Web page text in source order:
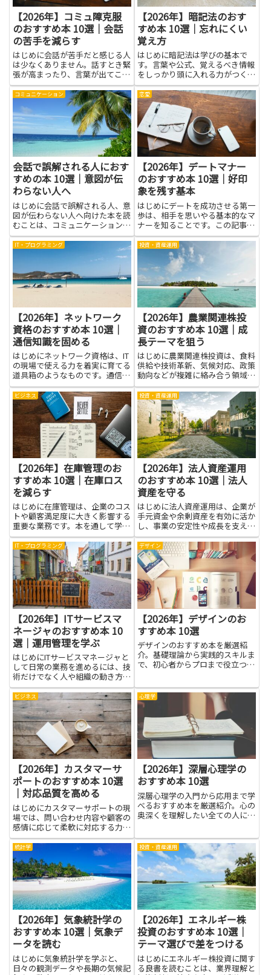
【2026年】コミュ障克服
のおすすめ本 10選｜会話
の苦手を減らす
はじめに会話が苦手だと感じる人
は少なくありません。話すとき緊
張が高まったり、言葉が出てこな
くなったりすることがあります。
そんな悩みをやわらかな方法で軽
くしていくのに、本は役立つ道具
になります。この記事では、コミ
ュ障克服をめざす人に向けて、
会...
【2026年】暗記法のおす
すめ本 10選｜忘れにくい
覚え方
はじめに暗記法は学びの基本で
す。言葉や公式、覚えるべき情報
をしっかり頭に入れる力がつく
と、テストやプレゼン、日常の学
習がぐっと楽になります。この記
事は、暗記法をテーマにした本を
選ぶときの手がかりになる話で
す。読み進めると、記憶の仕組み
をやさ...
コミュニケーション
会話で誤解される人におす
すめの本 10選｜意図が伝
わらない人へ
はじめに会話で誤解される人、意
図が伝わらない人へ向けた本を読
むことは、コミュニケーションの
質を高める実践的な一歩です。本
を通じて自分の話し方や言葉選
び、非言語表現の影響を客観的に
学べます。具体的な事例や練習法
に触れると、誤解を減らしやすく
な...
恋愛
【2026年】デートマナー
のおすすめ本 10選｜好印
象を残す基本
はじめにデートを成功させる第一
歩は、相手を思いやる基本的なマ
ナーを知ることです。この記事で
は、デートマナーの本を読んで身
につく考え方や、場面ごとの言葉
づかい、身だしなみのポイント、
そして場を和ませる気遣いのコツ
をやさしく解説します。学ぶと
緊...
IT・プログラミング
【2026年】ネットワーク
資格のおすすめ本 10選｜
通信知識を固める
はじめにネットワーク資格は、IT
の現場で使える力を着実に育てる
道具箱のようなものです。通信の
仕組みを理解し、ルーティングや
セキュリティの考え方を身につけ
ると、日常の作業がスムーズにな
り、チームの会話にも自信を持っ
て入れるようになります。本記...
投資・資産運用
【2026年】農業関連株投
資のおすすめ本 10選｜成
長テーマを狙う
はじめに農業関連株投資は、食料
供給や技術革新、気候対応、政策
動向などが複雑に絡み合う領域で
す。本記事で紹介する本は、業界
の全体像や企業ごとの強み・弱
み、農業テクノロジーやサプライ
チェーンの仕組みをわかりやすく
学べる点が大きな利点です。基礎
的...
ビジネス
【2026年】在庫管理のお
すすめ本 10選｜在庫ロス
を減らす
はじめに在庫管理は、企業のコス
トや顧客満足度に大きく影響する
重要な業務です。本を通して学ぶ
ことで、在庫ロスを減らすための
考え方や実践的な手法を体系的に
身につけられます。需要予測や発
注ルールの設計、在庫の棚卸や管
理指標の見方といった基礎知識
は...
投資・資産運用
【2026年】法人資産運用
のおすすめ本 10選｜法人
資産を守る
はじめに法人資産運用は、企業が
手元資金や余剰資産を有効に活か
し、事業の安定性や成長を支える
ための重要な手段です。金融商品
の基礎やリスク管理、税務面での
留意点を理解しておくと、無駄な
コストを抑えつつ安全性や流動性
の確保といったバランスを取り
や...
IT・プログラミング
【2026年】ITサービスマ
ネージャのおすすめ本 10
選｜運用管理を学ぶ
はじめにITサービスマネージャと
して日常の業務を進めるには、技
術だけでなく人や組織の動き方を
理解する力も大切です。そんな力
を育てるのに役立つのが、運用管
理を学ぶための本の読み方と考え
方です。ここでは、ITサービスマ
ネージャに役立つ本を紹介し...
デザイン
【2026年】デザインのお
すすめ本 10選
デザインのおすすめ本を厳選紹
介。基礎理論から実践的スキルま
で、初心者からプロまで役立つ一
ビジネス
【2026年】カスタマーサ
ポートのおすすめ本 10選
｜対応品質を高める
はじめにカスタマーサポートの現
場では、問い合わせ内容や顧客の
感情に応じて柔軟に対応する力が
求められます。本記事で紹介する
本からは、応対の基本姿勢や具体
的なコミュニケーション技法、問
題解決のフレームワークなど、対
応品質を高めるための実践的な
知...
心理学
【2026年】深層心理学の
おすすめ本 10選
深層心理学の入門から応用まで学
べるおすすめ本を厳選紹介。心の
奥深くを理解したい全ての人に最
統計学
【2026年】気象統計学の
おすすめ本 10選｜気象デ
ータを読む
はじめに気象統計学を学ぶと、
日々の観測データや長期の気候記
投資・資産運用
【2026年】エネルギー株
投資のおすすめ本 10選｜
テーマ選びで差をつける
はじめにエネルギー株投資に関す
る良書を読むことは、業界理解と